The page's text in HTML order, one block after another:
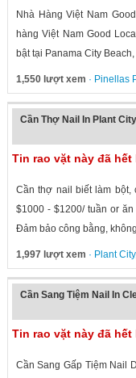
Nhà Hàng Việt Nam
hàng Việt Nam Good
bật tại Panama City
1,550 lượt xem · Pinellas
Cần Thợ Nail In Plant
Tin rao vặt này đã hết
Cần thợ nail biết làm bột,
$1000 - $1200/ tuần or
Đảm bảo công bằng,
1,997 lượt xem · Plant City
Cần Sang Tiệm Nail In
Tin rao vặt này đã hết
Cần Sang Gấp Tiệm Nail